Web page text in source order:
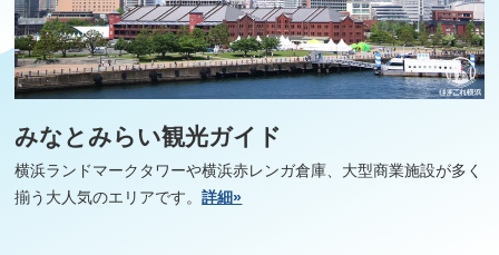
みなとみらい観光ガイド
横浜ランドマークタワーや横浜赤レンガ倉庫、大型商業施設が多く
揃う大人気のエリアです。詳細»